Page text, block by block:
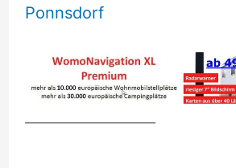
Ponnsdorf